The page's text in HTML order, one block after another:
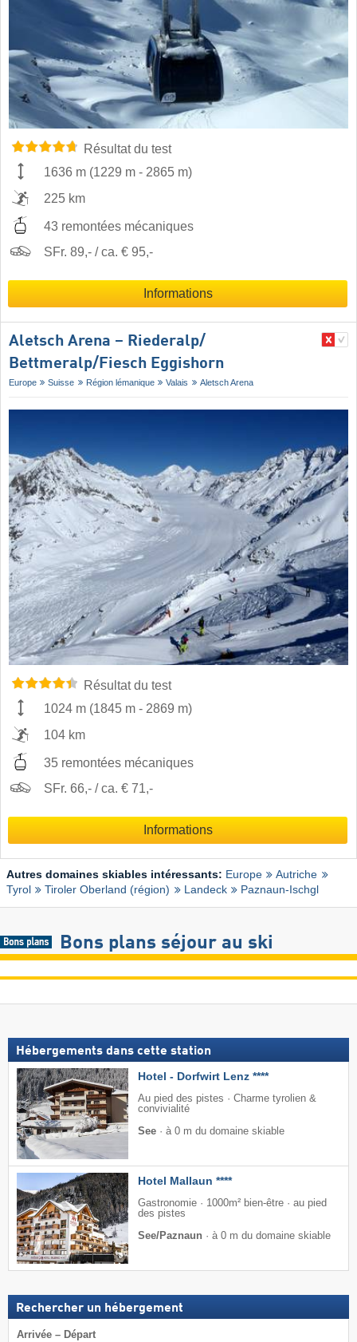
Résultat du test
1636 m (1229 m - 2865 m)
225 km
43 remontées mécaniques
SFr. 89,- / ca. € 95,-
Informations
Aletsch Arena – Riederalp/​
Bettmeralp/​Fiesch Eggishorn
Europe Suisse Région lémanique Valais Aletsch Arena
Résultat du test
1024 m (1845 m - 2869 m)
104 km
35 remontées mécaniques
SFr. 66,- / ca. € 71,-
Informations
Autres domaines skiables intéressants: Europe
Autriche
Tyrol
Tiroler Oberland (région) Landeck Paznaun-Ischgl
Bons plans séjour au ski
Hébergements dans cette station
Hotel - Dorfwirt Lenz ****
Au pied des pistes · Charme tyrolien &
convivialité
See · à 0 m du domaine skiable
Hotel Mallaun ****
Gastronomie · 1000m² bien-être · au pied
des pistes
See/Paznaun · à 0 m du domaine skiable
Rechercher un hébergement
Arrivée – Départ